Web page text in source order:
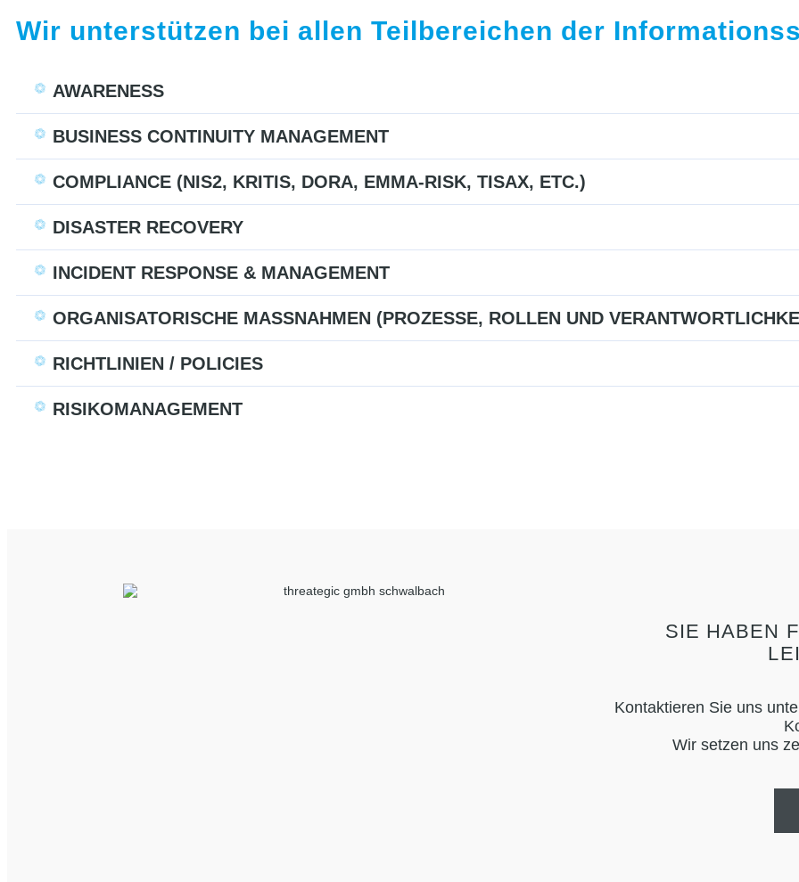
Wir unterstützen bei allen Teilbereichen der
AWARENESS
BUSINESS CONTINUITY MANAGEMENT
COMPLIANCE (NIS2, KRITIS, DORA, EMMA-RISK, TISAX, ETC.)
DISASTER RECOVERY
INCIDENT RESPONSE & MANAGEMENT
ORGANISATORISCHE MASSNAHMEN (PROZESSE, ROLLEN UND
RICHTLINIEN / POLICIES
RISIKOMANAGEMENT
SIE HABEN
Kontaktieren Sie uns
Wir setzen uns